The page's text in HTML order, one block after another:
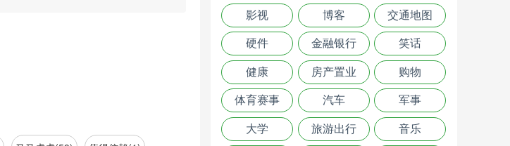
影视 博客 交通地图
硬件 金融银行 笑话
健康 房产置业 购物
体育赛事 汽车 军事
大学 旅游出行 音乐